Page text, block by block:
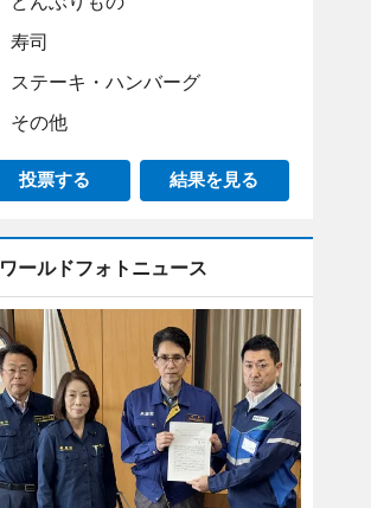
寿司
ステーキ・ハンバーグ
その他
投票する 結果を見る
ワールドフォトニュース